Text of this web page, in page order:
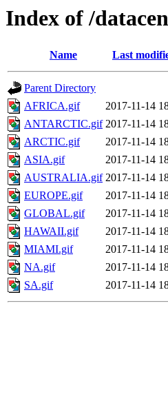
Index of /
Name Last
Parent Directory
AFRICA.gif
2017-11-14
ANTARCTIC.gif 2017-11-14
ARCTIC.gif
2017-11-14
ASIA.gif
2017-11-14
AUSTRALIA.gif 2017-11-14
EUROPE.gif
2017-11-14
GLOBAL.gif
2017-11-14
HAWAII.gif
2017-11-14
MIAMI.gif
2017-11-14
NA.gif
2017-11-14
SA.gif
2017-11-14